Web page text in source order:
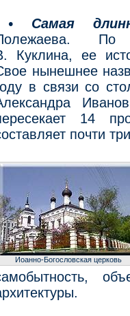
• Самая
По
Куклина, ее
нынешнее
в связи со
14
почти
Иоанно-Богословская церковь